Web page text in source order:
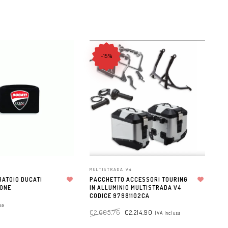
DUCATI
-15%
MULTISTRADA V4
PACCHETTO ACCESSORI TOURING
IN ALLUMINIO MULTISTRADA V4
CODICE 97981102CA
€2.605,76 €2.214,90 IVA inclusa